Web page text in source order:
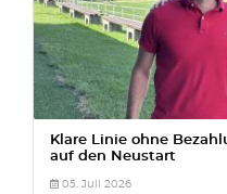
Klare Linie ohne
auf den Neustart
05. Juli 2026